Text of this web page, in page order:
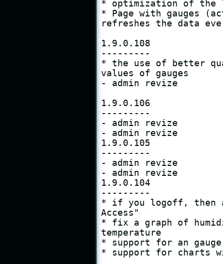
* optimization of the
* Page with gauges
refreshes the data
1.9.0.108
---------
* the use of better
values ​​of gauges
- admin revize
1.9.0.106
---------
- admin revize
- admin revize
1.9.0.105
---------
- admin revize
- admin revize
1.9.0.104
---------
* if you logoff, then
Access"
* fix a graph of
temperature
* support for an
* support for charts